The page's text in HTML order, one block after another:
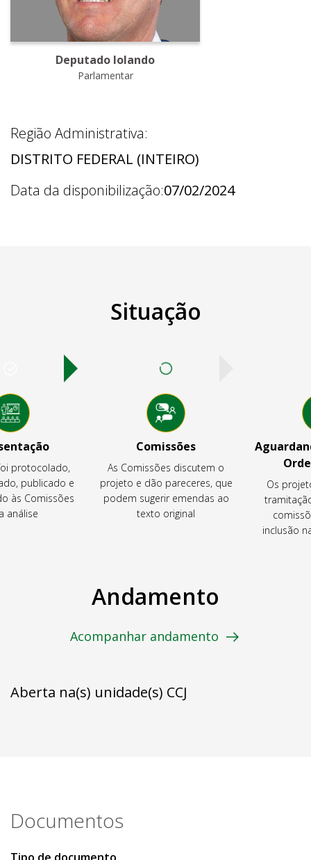
Deputado Iolando
Parlamentar
Região Administrativa:
DISTRITO FEDERAL (INTEIRO)
Data da disponibilização:07/02/2024
Situação
protocolado,
publicado e
às Comissões
análise
Comissões
As Comissões discutem o
projeto e dão pareceres, que
podem sugerir emendas ao
texto original
Os
inclusão
Andamento
Acompanhar andamento
Aberta na(s) unidade(s) CCJ
Documentos